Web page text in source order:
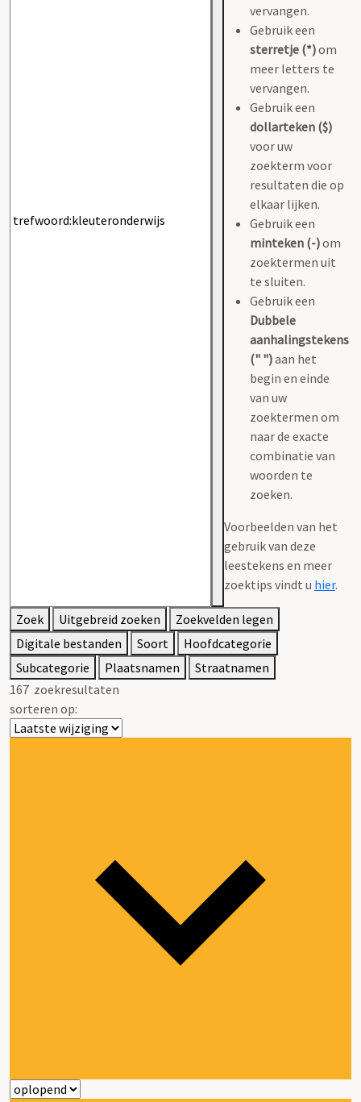
vervangen.
Gebruik een
sterretje (*)om
meer letters te
vervangen.
Gebruik een
dollarteken ($)
voor uw
zoekterm voor
resultaten die op
elkaar lijken.
Gebruik een
minteken (-)om
zoektermen uit
te sluiten.
Gebruik een
Dubbele
aanhalingstekens
(" ")aan het
begin en einde
van uw
zoektermen om
naar de exacte
combinatie van
woorden te
zoeken.
Voorbeelden van het
gebruik van deze
leestekens en meer
zoektips vindt u hier.
Zoek Uitgebreid zoeken
Zoekvelden legen
Digitale bestanden
Soort
Hoofdcategorie
Subcategorie
Plaatsnamen
Straatnamen
167 zoekresultaten
sorteren op: